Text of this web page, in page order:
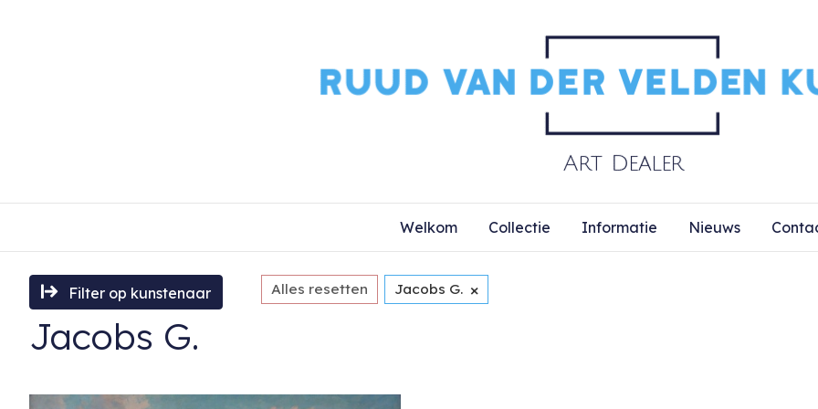
Welkom Collectie Informatie Nieuws
Filter op kunstenaar Alles resetten Jacobs G. ×
Jacobs G.